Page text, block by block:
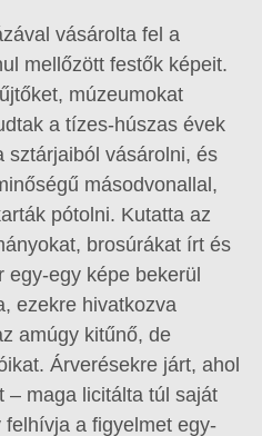
vásárolta fel a
mellőzött festők képeit.
múzeumokat
a tízes-húszas évek
sztárjaiból vásárolni, és
másodvonallal,
pótolni. Kutatta az
brosúrákat írt és
egy képe bekerül
ezekre hivatkozva
amúgy kitűnő, de
Árverésekre járt, ahol
– maga licitálta túl saját
a figyelmet egy-